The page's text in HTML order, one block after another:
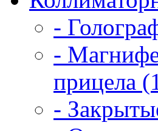
-
-
прицела
-